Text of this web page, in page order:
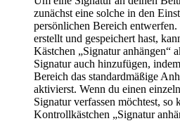
zunächst eine solche in den
persönlichen Bereich
erstellt und gespeichert hast,
Kästchen „Signatur anhängen“
Signatur auch hinzufügen,
Bereich das standardmäßige
aktivierst. Wenn du einen
Signatur verfassen möchtest, so
Kontrollkästchen „Signatur